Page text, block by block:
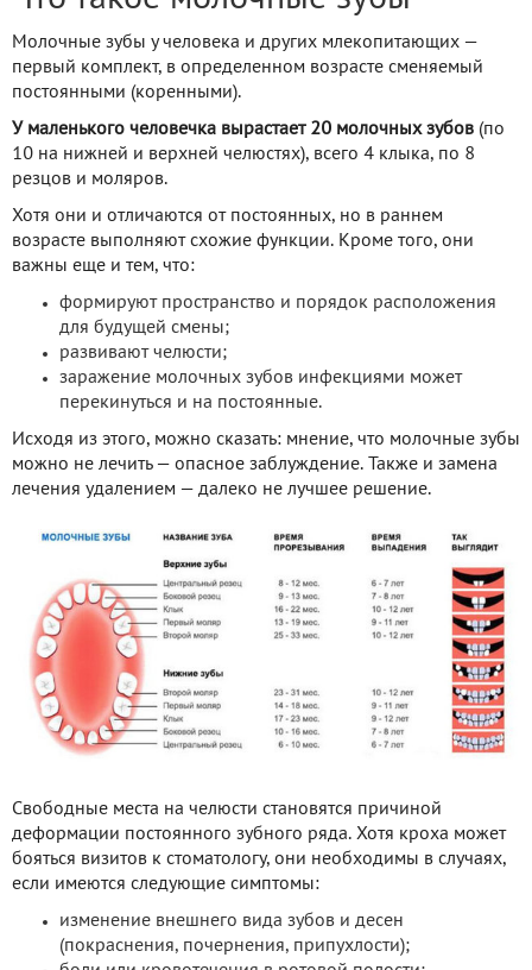
Молочные зубы у человека и других млекопитающих —
первый комплект, в определенном возрасте сменяемый
постоянными (коренными).
У маленького человечка вырастает 20 молочных зубов (по
10 на нижней и верхней челюстях), всего 4 клыка, по 8
резцов и моляров.
Хотя они и отличаются от постоянных, но в раннем
возрасте выполняют схожие функции. Кроме того, они
важны еще и тем, что:
формируют пространство и порядок расположения
для будущей смены;
развивают челюсти;
заражение молочных зубов инфекциями может
перекинуться и на постоянные.
Исходя из этого, можно сказать: мнение, что молочные зубы
можно не лечить — опасное заблуждение. Также и замена
лечения удалением — далеко не лучшее решение.
Свободные места на челюсти становятся причиной
деформации постоянного зубного ряда. Хотя кроха может
бояться визитов к стоматологу, они необходимы в случаях,
если имеются следующие симптомы:
изменение внешнего вида зубов и десен
(покраснения, почернения, припухлости);